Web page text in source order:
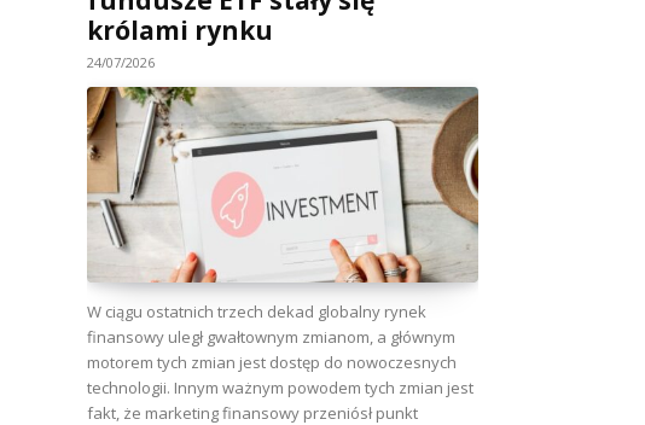
królami rynku
24/07/2026
W ciągu ostatnich trzech dekad globalny rynek
finansowy uległ gwałtownym zmianom, a głównym
motorem tych zmian jest dostęp do nowoczesnych
technologii. Innym ważnym powodem tych zmian jest
fakt, że marketing finansowy przeniósł punkt